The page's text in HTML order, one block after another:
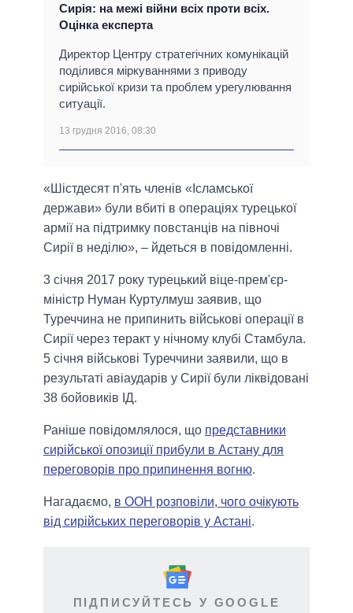
Сирія: на межі війни всіх проти всіх.
Оцінка експерта
Директор Центру стратегічних комунікацій
поділився міркуваннями з приводу
сирійської кризи та проблем урегулювання
ситуації.
13 грудня 2016, 08:30
«Шістдесят п'ять членів «Ісламської
держави» були вбиті в операціях турецької
армії на підтримку повстанців на півночі
Сирії в неділю», – йдеться в повідомленні.
3 січня 2017 року турецький віце-прем'єр-
міністр Нуман Куртулмуш заявив, що
Туреччина не припинить військові операції в
Сирії через теракт у нічному клубі Стамбула.
5 січня військові Туреччини заявили, що в
результаті авіаударів у Сирії були ліквідовані
38 бойовиків ІД.
Раніше повідомлялося, що представники
сирійської опозиції прибули в Астану для
переговорів про припинення вогню.
Нагадаємо, в ООН розповіли, чого очікують
від сирійських переговорів у Астані.
ПІДПИСУЙТЕСЬ У GOOGLE